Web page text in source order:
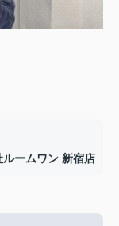
ルームワン 新宿店